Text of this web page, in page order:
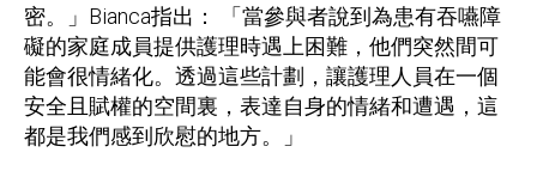
密。」Bianca指出： 「當參與者說到為患有吞嚥障
礙的家庭成員提供護理時遇上困難，他們突然間可
能會很情緒化。透過這些計劃，讓護理人員在一個
安全且賦權的空間裏，表達自身的情緒和遭遇，這
都是我們感到欣慰的地方。」